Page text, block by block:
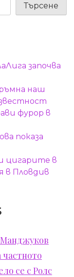
Търсене
започва
наш
фурор в
показа
цигарите в
в Пловдив
частното
се с Ролс